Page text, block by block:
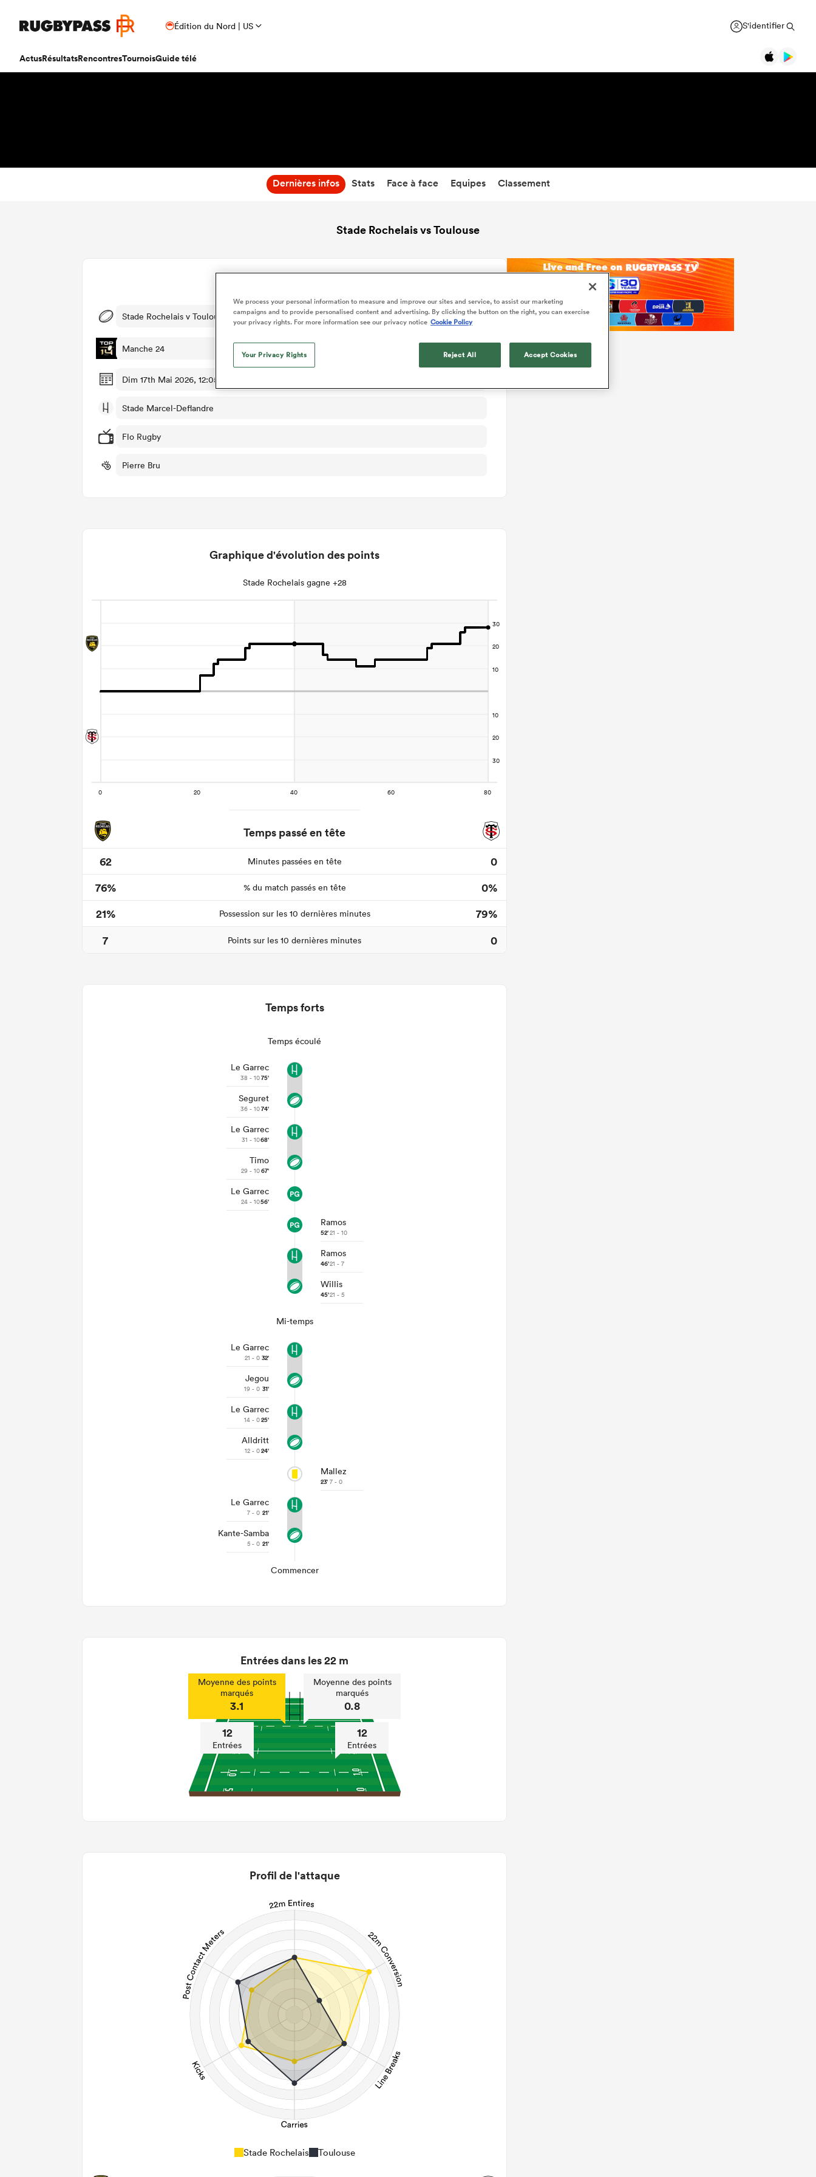
Édition du Nord | US S'identifier
ActusRésultatsRencontresTournoisGuide télé
Dernières infos Stats Face à face Equipes Classement
Stade Rochelais vs Toulouse
Stade Rochelais v Toulouse
Manche 24
Dim 17th Mai 2026, 12:05pm PDT
Stade Marcel-Deflandre
Flo Rugby
Pierre Bru
Graphique d'évolution des points
Stade Rochelais gagne +28
Temps passé en tête
62
Minutes passées en tête
0
76%
% du match passés en tête
0%
21%
Possession sur les 10 dernières minutes
79%
7
Points sur les 10 dernières minutes 0
Temps forts
Temps écoulé
Le Garrec
38 - 1075'
Seguret
36 - 1074'
Le Garrec
31 - 1068'
Timo
29 - 1067'
Le Garrec
24 - 1056'
Ramos
52'21 - 10
Ramos
46'21 - 7
Willis
45'21 - 5
Mi-temps
Le Garrec
21 - 0 32'
Jegou
19 - 0 31'
Le Garrec
14 - 025'
Alldritt
12 - 024'
Mallez
23' 7 - 0
Le Garrec
7 - 0 21'
Kante-Samba
5 - 0 21'
Commencer
Entrées dans les 22 m
Moyenne des points
marqués
3.1
12
Entrées
Moyenne des points
marqués
0.8
12
Entrées
Profil de l'attaque
Stade Rochelais Toulouse
We process your personal information to measure and improve our sites and service, to assist our marketing
campaigns and to provide personalised content and advertising. By clicking the button on the right, you can exercise
your privacy rights. For more information see our privacy notice Cookie Policy
Your Privacy Rights Reject All Accept Cookies